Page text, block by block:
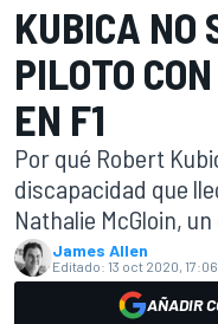
KUBICA NO
PILOTO
EN F1
Por qué Robert
discapacidad que
Nathalie McGloin,
James Allen
Editado: 13 oct 2020, 17:06
AÑADIR